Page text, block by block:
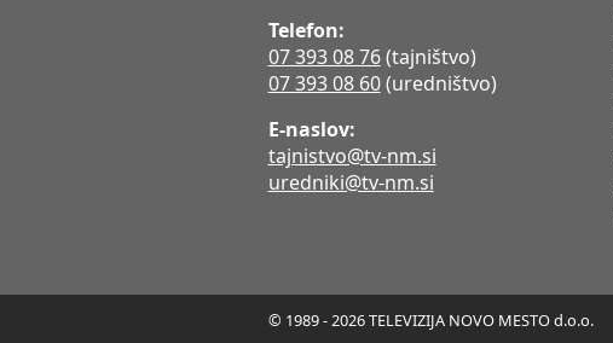
Telefon:
07 393 08 76(tajništvo)
07 393 08 60(uredništvo)
E-naslov:
tajnistvo@tv-nm.si
uredniki@tv-nm.si
© 1989 - 2026 TELEVIZIJA NOVO MESTO d.o.o.